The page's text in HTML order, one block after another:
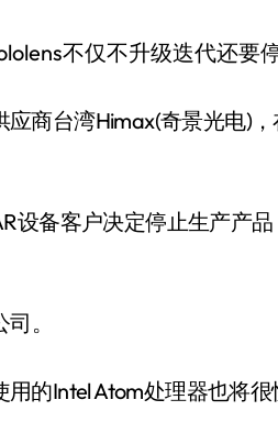
商台湾Himax(奇景光电)
设备客户决定停止生产产
。
的Intel Atom处理器也将很